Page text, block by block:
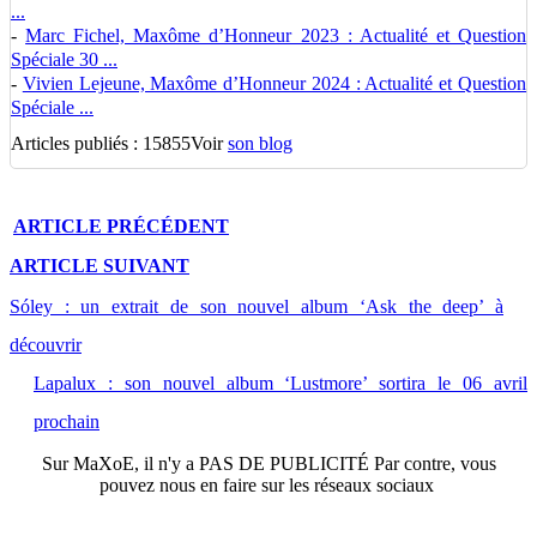
...
-Marc Fichel, Maxôme d’Honneur 2023 : Actualité et Question
Spéciale 30 ...
- Vivien Lejeune, Maxôme d’Honneur 2024 : Actualité et Question
Spéciale ...
Articles publiés : 15855Voirson blog
ARTICLE PRÉCÉDENT
ARTICLE SUIVANT
Sóley : un extrait de son nouvel album ‘Ask the deep’ à
découvrir
Lapalux : son nouvel album ‘Lustmore’ sortira le 06 avril
prochain
SurMaXoE, il n'y a PAS DE PUBLICITÉ Par contre, vous
pouvez nous en faire sur les réseaux sociaux